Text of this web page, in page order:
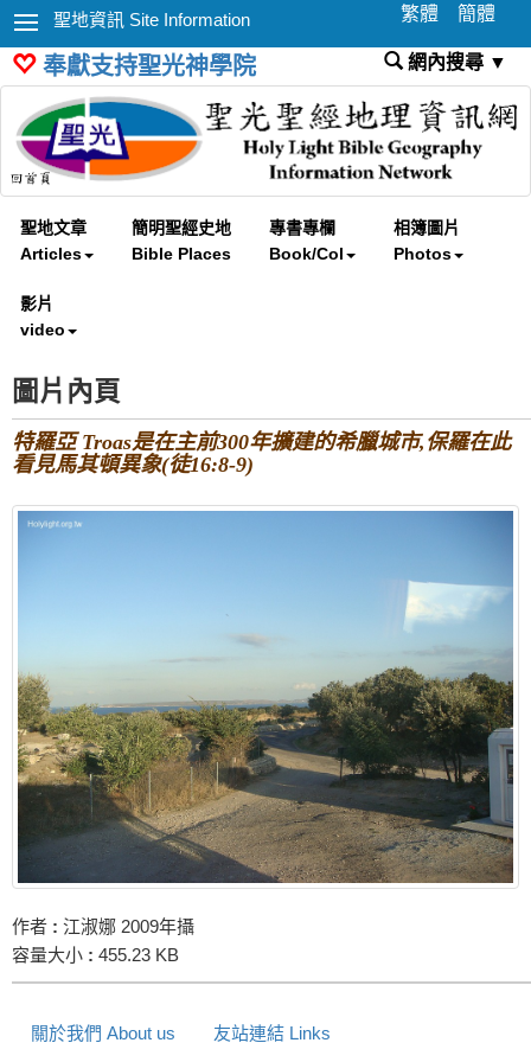
聖地資訊 Site Information 繁體 簡體
奉獻支持聖光神學院 網內搜尋 ▼
聖地文章
Articles
簡明聖經史地
Bible Places
專書專欄
Book/Col
相簿圖片
Photos
影片
video
圖片內頁
特羅亞 Troas是在主前300年擴建的希臘城市,保羅在此
看見馬其頓異象(徒16:8-9)
作者 : 江淑娜 2009年攝
容量大小 : 455.23 KB
關於我們 About us 友站連結 Links